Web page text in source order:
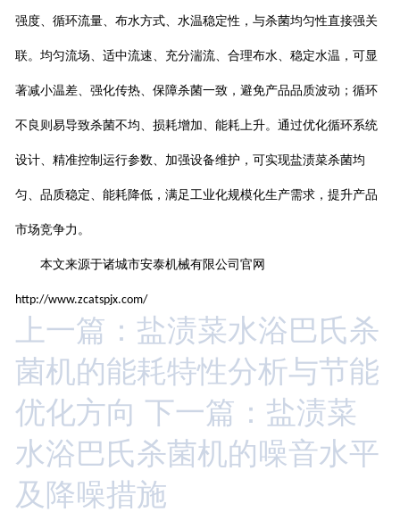
强度、循环流量、布水方式、水温稳定性，与杀菌均匀性直接强关
联。均匀流场、适中流速、充分湍流、合理布水、稳定水温，可显
著减小温差、强化传热、保障杀菌一致，避免产品品质波动；循环
不良则易导致杀菌不均、损耗增加、能耗上升。通过优化循环系统
设计、精准控制运行参数、加强设备维护，可实现盐渍菜杀菌均
匀、品质稳定、能耗降低，满足工业化规模化生产需求，提升产品
市场竞争力。
本文来源于诸城市安泰机械有限公司官网
http://www.zcatspjx.com/
上一篇：盐渍菜水浴巴氏杀
菌机的能耗特性分析与节能
优化方向 下一篇：盐渍菜
水浴巴氏杀菌机的噪音水平
及降噪措施